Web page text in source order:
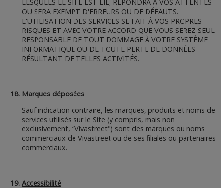
LESQUELS LE SITE EST LIÉ, RÉPONDRA À VOS ATTENTES
OU SERA EXEMPT D'ERREURS OU DE DÉFAUTS.
L'UTILISATION DES SERVICES SE FAIT À VOS PROPRES
RISQUES ET AVEC VOTRE ACCORD QUE VOUS SEREZ SEUL
RESPONSABLE DE TOUT DOMMAGE À VOTRE SYSTÈME
INFORMATIQUE OU DE TOUTE PERTE DE DONNÉES
RÉSULTANT DE TELLES ACTIVITÉS.
Marques déposées
Sauf indication contraire, les marques, produits et noms de
services utilisés sur le Site (y compris, mais non
exclusivement, “Vivastreet") sont des marques ou noms
commerciaux de Vivastreet ou de ses filiales ou partenaires
commerciaux.
Accessibilité